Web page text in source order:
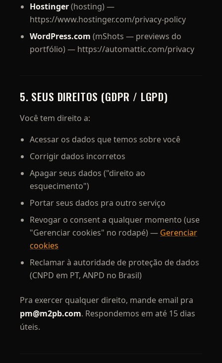
Hostinger(hosting) —
https://www.hostinger.com/privacy-policy
WordPress.com (mShots — previews do
portfólio) — https://automattic.com/privacy
5. SEUS DIREITOS (GDPR / LGPD)
Você tem direito a:
Acessar os dados que temos sobre você
Corrigir dados incorretos
Apagar seus dados ("direito ao
esquecimento")
Portar seus dados pra outro serviço
Revogar o consent a qualquer momento (use
"Gerenciar cookies" no rodapé) — Gerenciar
cookies
Reclamar à autoridade de proteção de dados
(CNPD em PT, ANPD no Brasil)
Pra exercer qualquer direito, mande email pra
pm@m2pb.com. Respondemos em até 15 dias
úteis.